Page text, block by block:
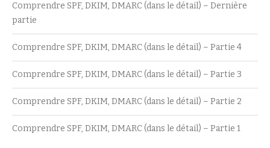
Comprendre SPF, DKIM, DMARC (dans le détail) – Dernière
partie
Comprendre SPF, DKIM, DMARC (dans le détail) – Partie 4
Comprendre SPF, DKIM, DMARC (dans le détail) – Partie 3
Comprendre SPF, DKIM, DMARC (dans le détail) – Partie 2
Comprendre SPF, DKIM, DMARC (dans le détail) – Partie 1